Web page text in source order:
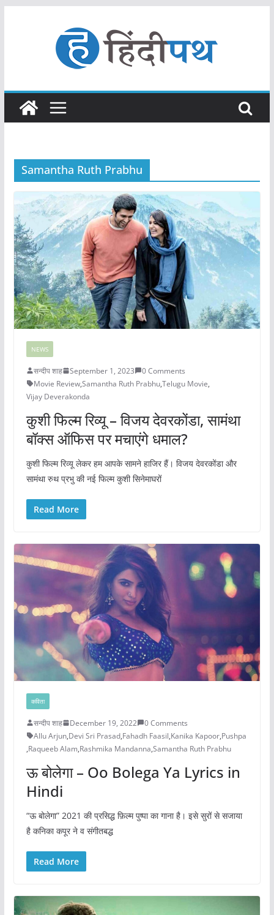
Samantha Ruth Prabhu
NEWS
सन्दीप शाह September 1, 2023
0 Comments
Movie Review,Samantha Ruth Prabhu,Telugu Movie,
Vijay Deverakonda
कुशी फिल्म रिव्यू – विजय देवरकोंडा, सामंथा
बॉक्स ऑफिस पर मचाएंगे धमाल?
कुशी फिल्म रिव्यू लेकर हम आपके सामने हाजिर हैं। विजय देवरकोंडा और
सामंथा रुथ प्रभु की नई फिल्म कुशी सिनेमाघरों
Read More
कविता
सन्दीप शाह December 19, 2022
0 Comments
Allu Arjun,Devi Sri Prasad,Fahadh Faasil,Kanika Kapoor,Pushpa
,Raqueeb Alam,Rashmika Mandanna,Samantha Ruth Prabhu
ऊ बोलेगा – Oo Bolega Ya Lyrics in
Hindi
“ऊ बोलेगा” 2021 की प्रसिद्ध फ़िल्म पुष्पा का गाना है। इसे सुरों से सजाया
है कनिका कपूर ने व संगीतबद्ध
Read More